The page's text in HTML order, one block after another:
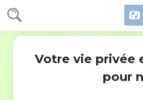
3 Jean 1
Diotrèphe et
premier parmi eux, ne nous
C'est pourquoi, si je viens, je
Votre vie privée
pour